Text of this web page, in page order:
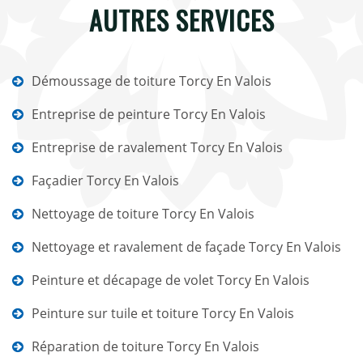
AUTRES SERVICES
Démoussage de toiture Torcy En Valois
Entreprise de peinture Torcy En Valois
Entreprise de ravalement Torcy En Valois
Façadier Torcy En Valois
Nettoyage de toiture Torcy En Valois
Nettoyage et ravalement de façade Torcy En Valois
Peinture et décapage de volet Torcy En Valois
Peinture sur tuile et toiture Torcy En Valois
Réparation de toiture Torcy En Valois